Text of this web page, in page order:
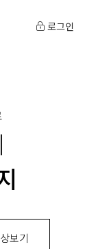
로그인
보기